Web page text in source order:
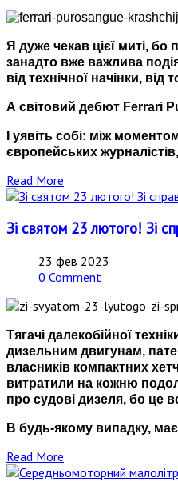
Я дуже чекав цієї миті,
занадто вже важлива
від технічної начінки,
А світовий дебют Ferrari
І уявіть собі: між
європейських
Read More
Зі святом 23 лютого! Зі
23 фев 2023
0 Comment
Тягачі далекобійної
дизельним двигунам,
власників компактних
витратили на кожню
про судові дизеля, бо це
В будь-якому випадку,
Read More